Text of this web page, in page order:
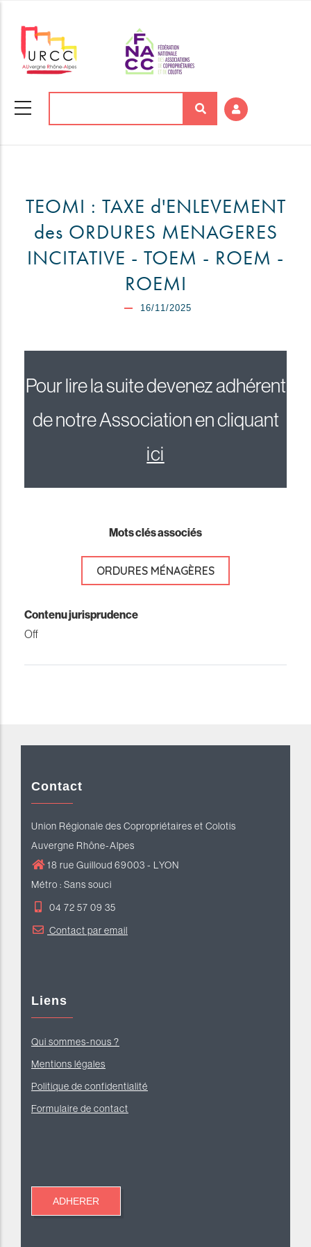
contenu
principal
TEOMI : TAXE d'ENLEVEMENT
des ORDURES MENAGERES
INCITATIVE - TOEM - ROEM -
ROEMI
16/11/2025
Pour lire la suite devenez adhérent
de notre Association en cliquant
ici
Mots clés associés
ORDURES MÉNAGÈRES
Contenu jurisprudence
Off
Contact
Union Régionale des Copropriétaires et Colotis
Auvergne Rhône-Alpes
18 rue Guilloud 69003 - LYON
Métro : Sans souci
04 72 57 09 35
Contact par email
Liens
Qui sommes-nous ?
Mentions légales
Politique de confidentialité
Formulaire de contact